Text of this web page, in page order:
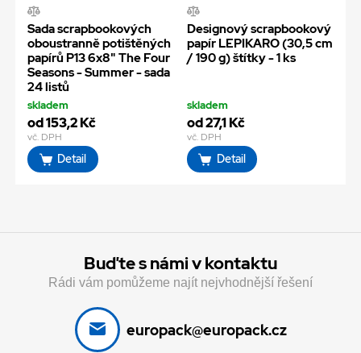
Sada scrapbookových
oboustranně potištěných
papírů P13 6x8" The Four
Seasons - Summer - sada
24 listů
skladem
od 153,2 Kč
vč. DPH
Detail
Designový scrapbookový
papír LEPIKARO (30,5 cm
/ 190 g) štítky - 1 ks
skladem
od 27,1 Kč
vč. DPH
Detail
Buďte s námi v kontaktu
Rádi vám pomůžeme najít nejvhodnější řešení
europack@europack.cz